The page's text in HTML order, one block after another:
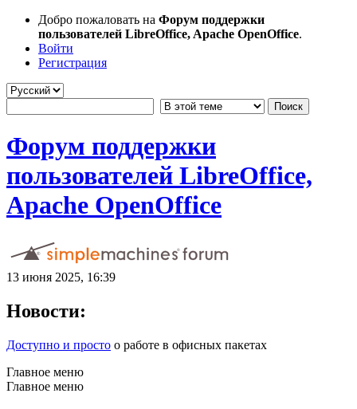
Добро пожаловать на Форум поддержки
пользователей LibreOffice, Apache OpenOffice.
Войти
Регистрация
Форум поддержки
пользователей LibreOffice,
Apache OpenOffice
13 июня 2025, 16:39
Новости:
Доступно и просто о работе в офисных пакетах
Главное меню
Главное меню